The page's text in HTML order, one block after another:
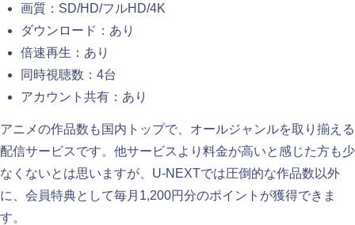
画質：SD/HD/フルHD/4K
ダウンロード：あり
倍速再生：あり
同時視聴数：4台
アカウント共有：あり
アニメの作品数も国内トップで、オールジャンルを取り揃える
配信サービスです。他サービスより料金が高いと感じた方も少
なくないとは思いますが、U-NEXTでは圧倒的な作品数以外
に、会員特典として毎月1,200円分のポイントが獲得できま
す。